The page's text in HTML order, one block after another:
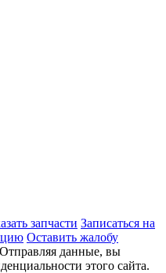
запчасти Записаться на
Оставить жалобу
данные, вы
этого сайта.